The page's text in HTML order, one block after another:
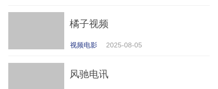
橘子视频
视频电影 2025-08-05
风驰电讯